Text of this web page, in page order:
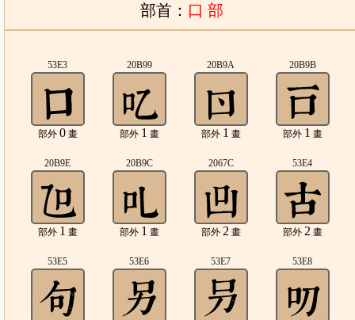
部首： 口 部
53E3
部外 0畫
20B99
部外 1 畫
20B9A
部外 1 畫
20B9B
部外 1 畫
20B9E
部外 1 畫
20B9C
部外 1 畫
2067C
部外 2 畫
53E4
部外 2 畫
53E5 53E6 53E7 53E8